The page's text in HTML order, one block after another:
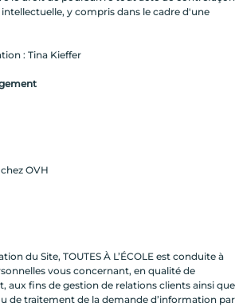
y compris dans le cadre d'une
: Tina Kieffer
OVH
du Site, TOUTES À L’ÉCOLE est conduite à
vous concernant, en qualité de
aux fins de gestion de relations clients ainsi que
de traitement de la demande d’information par